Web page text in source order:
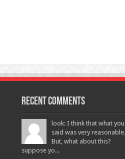
Recent Comments
look: I think that what you
said was very reasonable.
But, what about this?
suppose yo...